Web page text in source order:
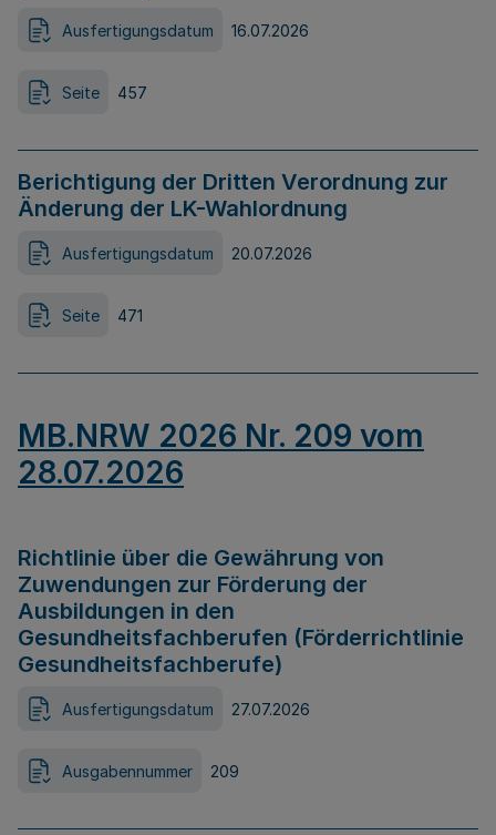
Ausfertigungsdatum 16.07.2026
Seite 457
Berichtigung der Dritten Verordnung zur
Änderung der LK-Wahlordnung
Ausfertigungsdatum 20.07.2026
Seite 471
MB.NRW 2026 Nr. 209 vom
28.07.2026
Richtlinie über die Gewährung von
Zuwendungen zur Förderung der
Ausbildungen in den
Gesundheitsfachberufen (Förderrichtlinie
Gesundheitsfachberufe)
Ausfertigungsdatum 27.07.2026
Ausgabennummer 209